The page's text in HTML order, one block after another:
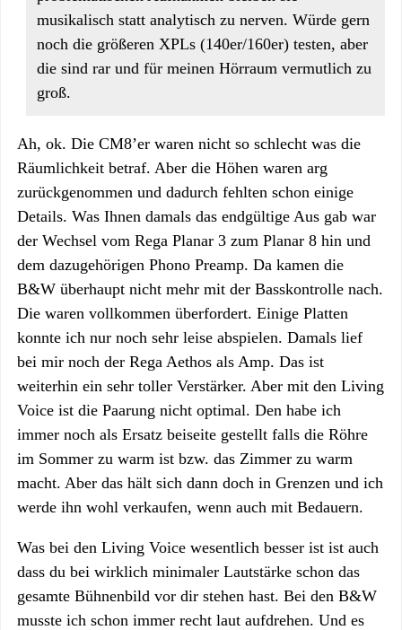
musikalisch statt analytisch zu nerven. Würde gern
noch die größeren XPLs (140er/160er) testen, aber
die sind rar und für meinen Hörraum vermutlich zu
groß.
Ah, ok. Die CM8’er waren nicht so schlecht was die
Räumlichkeit betraf. Aber die Höhen waren arg
zurückgenommen und dadurch fehlten schon einige
Details. Was Ihnen damals das endgültige Aus gab war
der Wechsel vom Rega Planar 3 zum Planar 8 hin und
dem dazugehörigen Phono Preamp. Da kamen die
B&W überhaupt nicht mehr mit der Basskontrolle nach.
Die waren vollkommen überfordert. Einige Platten
konnte ich nur noch sehr leise abspielen. Damals lief
bei mir noch der Rega Aethos als Amp. Das ist
weiterhin ein sehr toller Verstärker. Aber mit den Living
Voice ist die Paarung nicht optimal. Den habe ich
immer noch als Ersatz beiseite gestellt falls die Röhre
im Sommer zu warm ist bzw. das Zimmer zu warm
macht. Aber das hält sich dann doch in Grenzen und ich
werde ihn wohl verkaufen, wenn auch mit Bedauern.
Was bei den Living Voice wesentlich besser ist ist auch
dass du bei wirklich minimaler Lautstärke schon das
gesamte Bühnenbild vor dir stehen hast. Bei den B&W
musste ich schon immer recht laut aufdrehen. Und es